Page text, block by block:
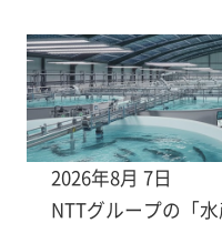
2026年8月 7日
NTTグループの「